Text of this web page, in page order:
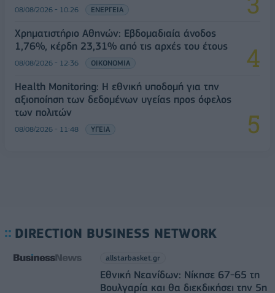
08/08/2026 - 10:26 ΕΝΕΡΓΕΙΑ
Χρηματιστήριο Αθηνών: Εβδομαδιαία άνοδος
1,76%, κέρδη 23,31% από τις αρχές του έτους
08/08/2026 - 12:36 ΟΙΚΟΝΟΜΙΑ
Health Monitoring: Η εθνική υποδομή για την
αξιοποίηση των δεδομένων υγείας προς όφελος
των πολιτών
08/08/2026 - 11:48 ΥΓΕΙΑ
DIRECTION BUSINESS NETWORK
allstarbasket.gr
Εθνική Νεανίδων: Νίκησε 67-65 τη
Βουλγαρία και θα διεκδικήσει την 5η